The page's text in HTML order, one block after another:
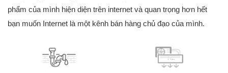
phẩm của mình hiện diện trên internet và quan trọng hơn hết
bạn muốn Internet là một kênh bán hàng chủ đạo của mình.